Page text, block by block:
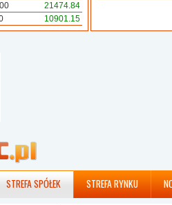
21474.84
10901.15
STREFA SPÓŁEK STREFA RYNKU